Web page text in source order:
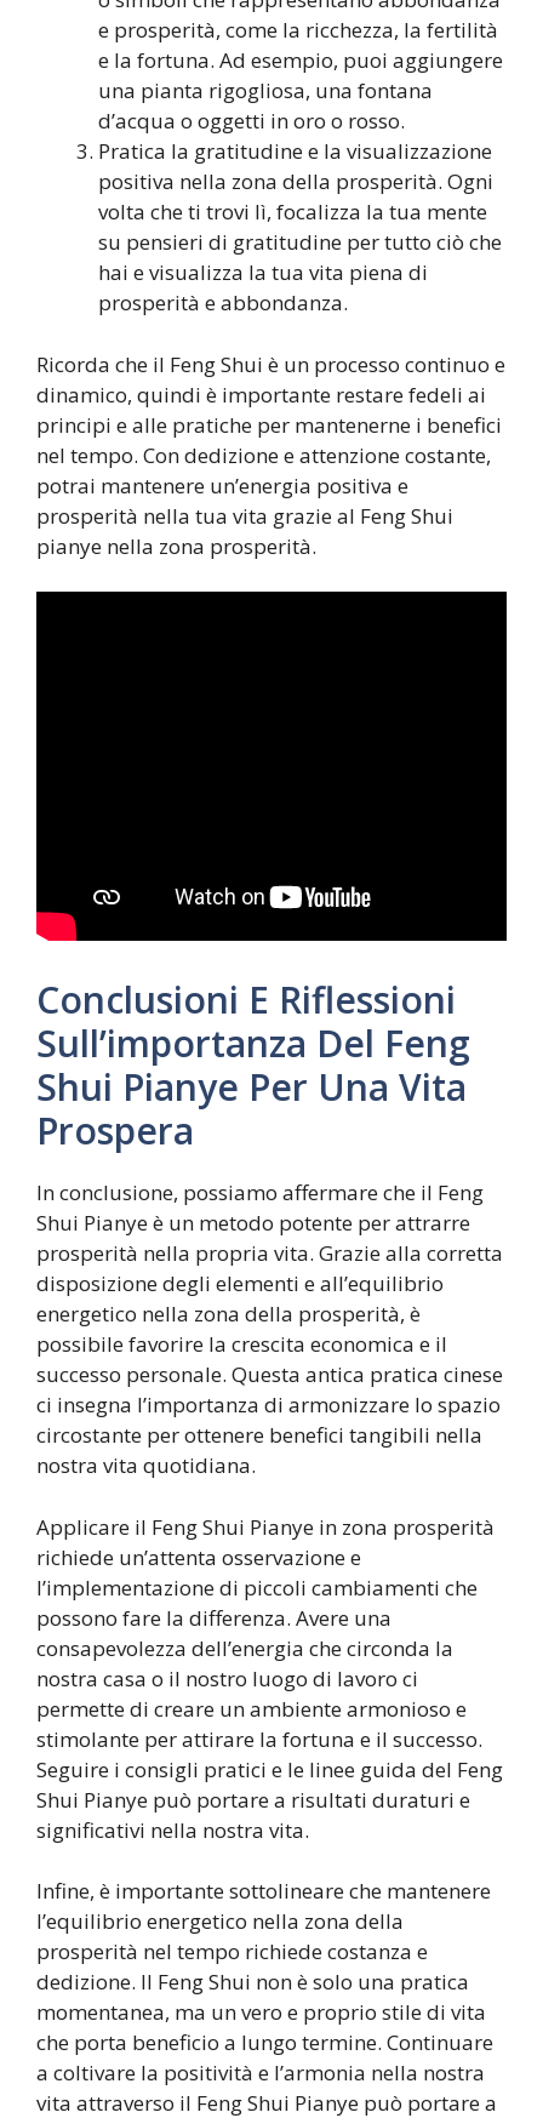
e prosperità, come la ricchezza, la fertilità
e la fortuna. Ad esempio, puoi aggiungere
una pianta rigogliosa, una fontana
d’acqua o oggetti in oro o rosso.
Pratica la gratitudine e la visualizzazione
positiva nella zona della prosperità. Ogni
volta che ti trovi lì, focalizza la tua mente
su pensieri di gratitudine per tutto ciò che
hai e visualizza la tua vita piena di
prosperità e abbondanza.
Ricorda che il Feng Shui è un processo continuo e
dinamico, quindi è importante restare fedeli ai
principi e alle pratiche per mantenerne i benefici
nel tempo. Con dedizione e attenzione costante,
potrai mantenere un’energia positiva e
prosperità nella tua vita grazie al Feng Shui
pianye nella zona prosperità.
Conclusioni E Riflessioni
Sull’importanza Del Feng
Shui Pianye Per Una Vita
Prospera
In conclusione, possiamo affermare che il Feng
Shui Pianye è un metodo potente per attrarre
prosperità nella propria vita. Grazie alla corretta
disposizione degli elementi e all’equilibrio
energetico nella zona della prosperità, è
possibile favorire la crescita economica e il
successo personale. Questa antica pratica cinese
ci insegna l’importanza di armonizzare lo spazio
circostante per ottenere benefici tangibili nella
nostra vita quotidiana.
Applicare il Feng Shui Pianye in zona prosperità
richiede un’attenta osservazione e
l’implementazione di piccoli cambiamenti che
possono fare la differenza. Avere una
consapevolezza dell’energia che circonda la
nostra casa o il nostro luogo di lavoro ci
permette di creare un ambiente armonioso e
stimolante per attirare la fortuna e il successo.
Seguire i consigli pratici e le linee guida del Feng
Shui Pianye può portare a risultati duraturi e
significativi nella nostra vita.
Infine, è importante sottolineare che mantenere
l’equilibrio energetico nella zona della
prosperità nel tempo richiede costanza e
dedizione. Il Feng Shui non è solo una pratica
momentanea, ma un vero e proprio stile di vita
che porta beneficio a lungo termine. Continuare
a coltivare la positività e l’armonia nella nostra
vita attraverso il Feng Shui Pianye può portare a